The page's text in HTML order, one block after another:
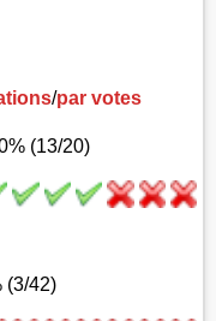
/par votes
(13/20)
(3/42)